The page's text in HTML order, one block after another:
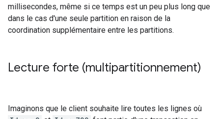
millisecondes, même si ce temps est un peu plus long que
dans le cas d'une seule partition en raison de la
coordination supplémentaire entre les partitions.
Lecture forte (multipartitionnement)
Imaginons que le client souhaite lire toutes les lignes où